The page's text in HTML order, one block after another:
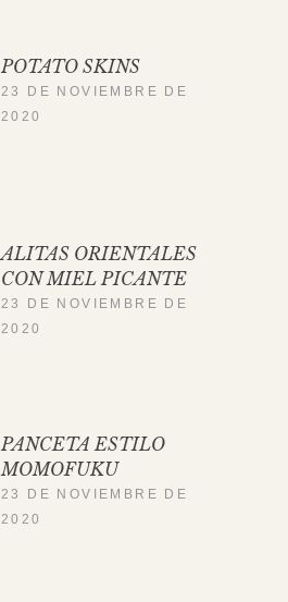
POTATO SKINS
23 DE NOVIEMBRE DE
2020
ALITAS ORIENTALES
CON MIEL PICANTE
23 DE NOVIEMBRE DE
2020
PANCETA ESTILO
MOMOFUKU
23 DE NOVIEMBRE DE
2020